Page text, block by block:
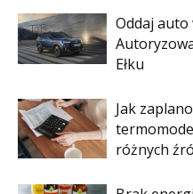
Oddaj auto
Ełku
Jak
różnych